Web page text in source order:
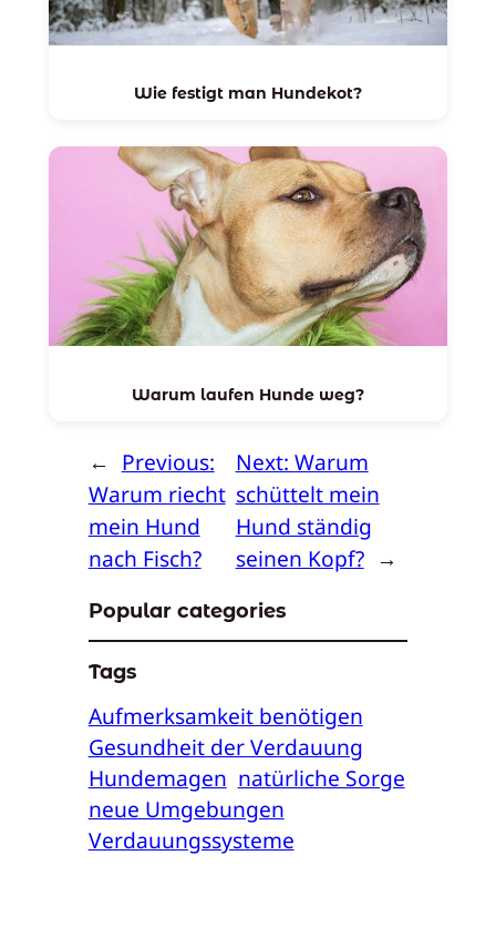
Wie festigt man Hundekot?
Warum laufen Hunde weg?
← Previous:
Warum riecht
mein Hund
nach Fisch?
Next: Warum
schüttelt mein
Hund ständig
seinen Kopf? →
Popular categories
Tags
Aufmerksamkeit benötigen
Gesundheit der Verdauung
Hundemagen natürliche Sorge
neue Umgebungen
Verdauungssysteme